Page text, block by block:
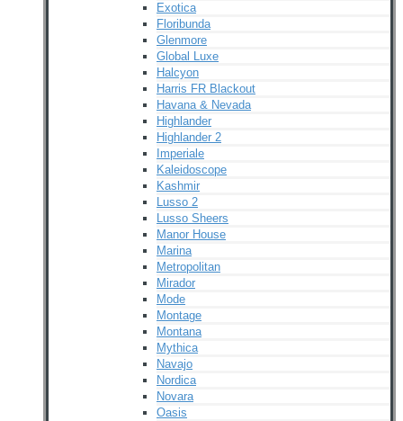
Exotica
Floribunda
Glenmore
Global Luxe
Halcyon
Harris FR Blackout
Havana & Nevada
Highlander
Highlander 2
Imperiale
Kaleidoscope
Kashmir
Lusso 2
Lusso Sheers
Manor House
Marina
Metropolitan
Mirador
Mode
Montage
Montana
Mythica
Navajo
Nordica
Novara
Oasis